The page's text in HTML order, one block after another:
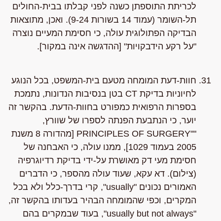
לכריתת התוספתן כשנה לפני קבלתו בבית-החולים
תל-השומר (עמוד 14 בשורות 9-24). ואכן, מתוצאות
הבדיקה הפתולוגית עולה, כי חסימת המעיים נוצרה
"על רקע הידבקויות" [ההדגשה אינה במקור].
חוות-דעת המומחה מטעם בית-המשפט, בכל הנוגע
לחיוניות בדיקת CT בטן בנסיבות הנדונות, נתמכת
בספרות הרפואית כמפורט בחוות-הדעת. בהקשר זה
יוער, כי הנתבעת הפנתה לספרו של שוורץ,
""PRINCIPLES OF SURGERY [מהדורה 8 משנת
2005 בעמוד 1029], ממנו עולה, כי האבחנה של
חסימת מעי דק מאושרת על-ידי בדיקת רדיוגרפיה
(צילום). דא עקא, שעוד עולה מהספר, כי הדברים
האמורים נכונים "usually", קרי בדרך-כלל ולא בכל
המקרים, וכפי שהמומחה הבהיר בעדותו בהקשר זה,
"usually but not always", בעוד שבמקרים בהם